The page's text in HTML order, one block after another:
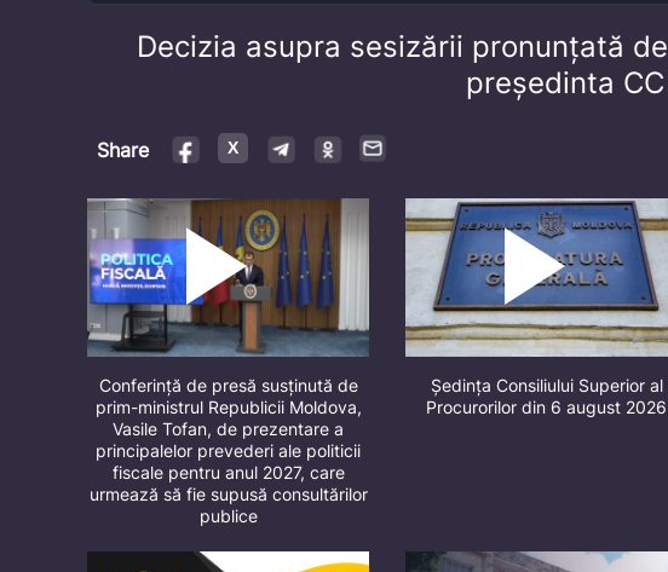
Decizia asupra sesizării pronunțată
președinta CC
Share
Conferință de presă susținută de
prim-ministrul Republicii Moldova,
Vasile Tofan, de prezentare a
principalelor prevederi ale politicii
fiscale pentru anul 2027, care
urmează să fie supusă consultărilor
publice
Ședința Consiliului Superior al
Procurorilor din 6 august 2026